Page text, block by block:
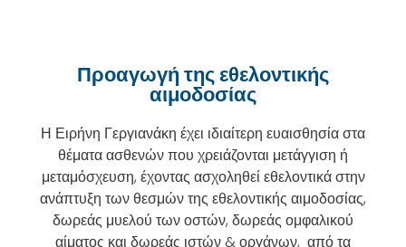
Προαγωγή της εθελοντικής
αιμοδοσίας
Η Ειρήνη Γεργιανάκη έχει ιδιαίτερη ευαισθησία στα
θέματα ασθενών που χρειάζονται μετάγγιση ή
μεταμόσχευση, έχοντας ασχοληθεί εθελοντικά στην
ανάπτυξη των θεσμών της εθελοντικής αιμοδοσίας,
δωρεάς μυελού των οστών, δωρεάς ομφαλικού
αίματος και δωρεάς ιστών & οργάνων, από τα